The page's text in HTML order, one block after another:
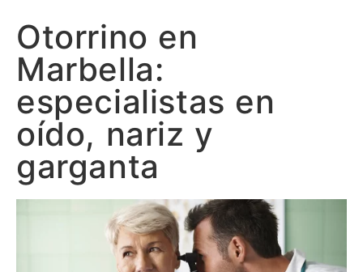
Otorrino en
Marbella:
especialistas en
oído, nariz y
garganta